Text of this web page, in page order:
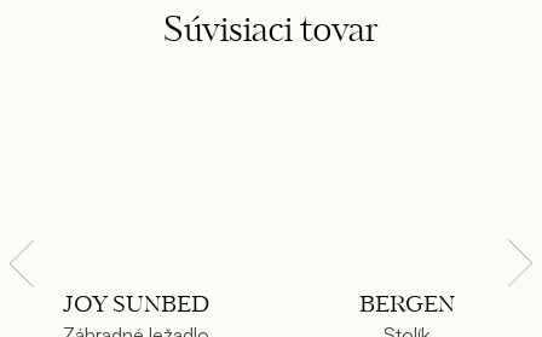
Súvisiaci tovar
JOY SUNBED BERGEN